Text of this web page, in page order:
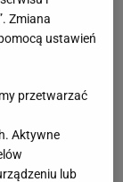
Zmiana
ustawień
przetwarzać
Aktywne
lub